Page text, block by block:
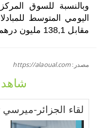
وبالنسبة للسوق
مقابل 138,1 مليون درهم، قبل أسبوع.
مصدر:https://alaoual.com
شاهد
لقاء الجزائر-ميرسي